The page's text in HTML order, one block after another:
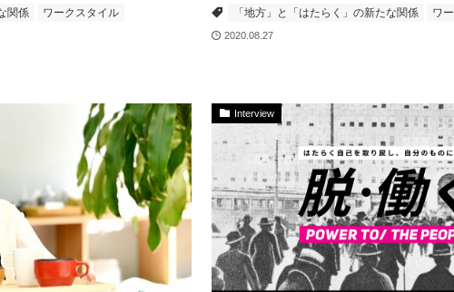
関係
ワークスタイル
「地方」と「はたらく」の新たな関係 ワ
2020.08.27
Interview